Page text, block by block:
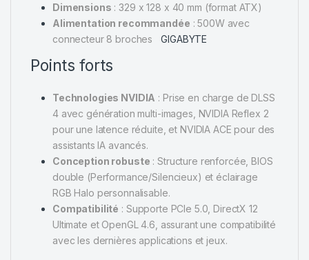
Dimensions :329 x 128 x 40 mm (format ATX)
Alimentation recommandée :500W avec
connecteur 8 broches
GIGABYTE
Points forts
Technologies NVIDIA : Prise en charge de DLSS
4 avec génération multi-images, NVIDIA Reflex 2
pour une latence réduite, et NVIDIA ACE pour des
assistants IA avancés.
Conception robuste :Structure renforcée, BIOS
double (Performance/Silencieux) et éclairage
RGB Halo personnalisable.
Compatibilité : Supporte PCIe 5.0, DirectX 12
Ultimate et OpenGL 4.6, assurant une compatibilité
avec les dernières applications et jeux.